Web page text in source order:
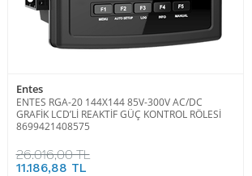
Entes
ENTES RGA-20 144X144 85V-300V AC/DC
GRAFİK LCD’Lİ REAKTİF GÜÇ KONTROL RÖLESİ
8699421408575
26.016,00 TL
11.186,88 TL